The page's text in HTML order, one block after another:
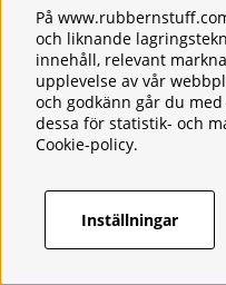
På
och liknande
innehåll, relevant
upplevelse av vår
och godkänn går du
dessa för statistik- och
Cookie-policy.
Inställningar